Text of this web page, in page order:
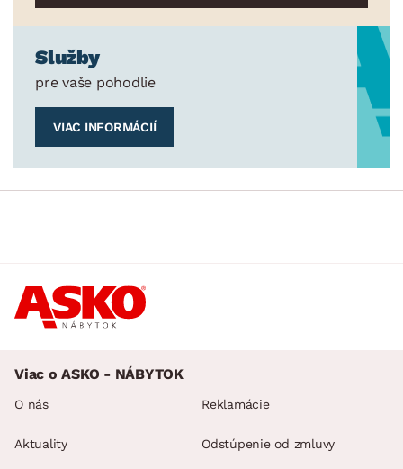
Služby
pre vaše pohodlie
VIAC INFORMÁCIÍ
Viac o ASKO - NÁBYTOK
O nás
Aktuality
Reklamácie
Odstúpenie od zmluvy